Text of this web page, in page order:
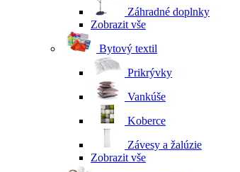
Záhradné doplnky
Zobrazit vše
Bytový textil
Prikrývky
Vankúše
Koberce
Závesy a žalúzie
Zobrazit vše